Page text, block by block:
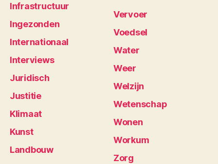
Infrastructuur
Ingezonden
Internationaal
Interviews
Juridisch
Justitie
Klimaat
Kunst
Landbouw
Vervoer
Voedsel
Water
Weer
Welzijn
Wetenschap
Wonen
Workum
Zorg